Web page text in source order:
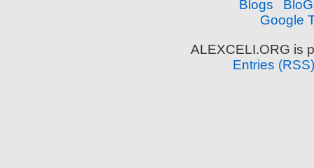
Google
ALEXCELI.ORG is
Entries (RSS)